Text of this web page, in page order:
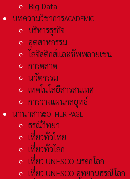
Big Data
บทความวิชาการACADEMIC
บริหารธุรกิจ
อุตสาหกรรม
โลจิสติกส์และชัพพลายเชน
การตลาด
นวัตกรรม
เทคโนโลยีสารสนเทศ
การวางแผนกลยุทธ์
นานาสาระOTHER PAGE
ธรณีวิทยา
เที่ยวทั่วไทย
เที่ยวทั่วโลก
เที่ยว UNESCO มรดกโลก
เที่ยว UNESCO อุทยานธรณีโลก